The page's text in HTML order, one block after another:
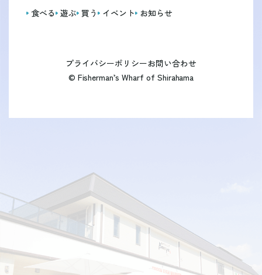
食べる 遊ぶ 買う イベント お知らせ
プライバシーポリシーお問い合わせ
© Fisherman’s Wharf of Shirahama